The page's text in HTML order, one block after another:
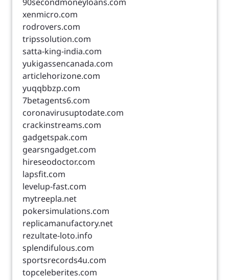
xenmicro.com
rodrovers.com
tripssolution.com
satta-king-india.com
yukigassencanada.com
articlehorizone.com
yuqqbbzp.com
7betagents6.com
coronavirusuptodate.com
crackinstreams.com
gadgetspak.com
gearsngadget.com
hireseodoctor.com
lapsfit.com
levelup-fast.com
mytreepla.net
pokersimulations.com
replicamanufactory.net
rezultate-loto.info
splendifulous.com
sportsrecords4u.com
topceleberites.com